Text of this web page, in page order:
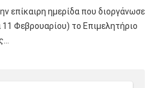
επίκαιρη ημερίδα που διοργάνωσε
Φεβρουαρίου) το Επιμελητήριο